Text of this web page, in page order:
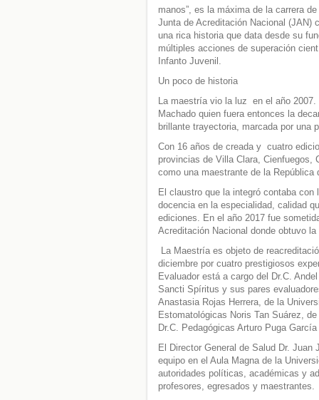
manos”, es la máxima de la carrera
Junta de Acreditación Nacional (JAN)
una rica historia que data desde su
múltiples acciones de superación
Infanto Juvenil.
Un poco de historia
La maestría vio la luz en el año
Machado quien fuera entonces la
brillante trayectoria, marcada por una
Con 16 años de creada y cuatro
provincias de Villa Clara,
como una maestrante de la República
El claustro que la integró contaba
docencia en la especialidad, calidad
ediciones. En el año 2017 fue
Acreditación Nacional donde obtuvo
La Maestría es objeto de
diciembre por cuatro prestigiosos
Evaluador está a cargo del Dr.C.
Sancti Spíritus y sus pares
Anastasia Rojas Herrera, de la
Estomatológicas Noris Tan Suárez,
Dr.C. Pedagógicas Arturo Puga
El Director General de Salud Dr.
equipo en el Aula Magna de la
autoridades políticas, académicas y
profesores, egresados y maestrantes.